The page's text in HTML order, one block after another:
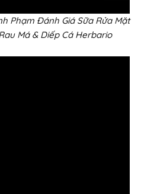
Phạm Đánh Giá Sữa Rửa Mặt
Má & Diếp Cá Herbario